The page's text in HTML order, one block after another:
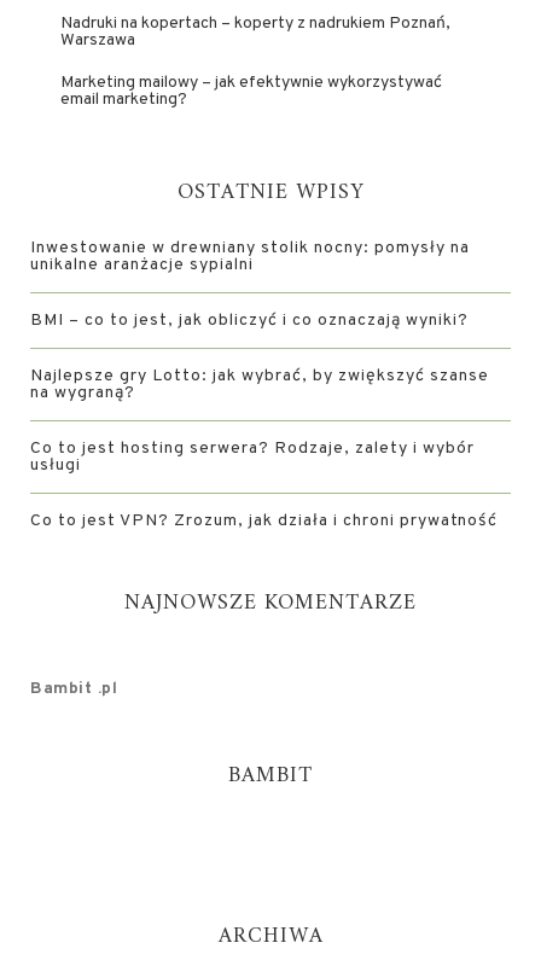
Nadruki na kopertach – koperty z nadrukiem Poznań,
Warszawa
Marketing mailowy – jak efektywnie wykorzystywać
email marketing?
OSTATNIE WPISY
Inwestowanie w drewniany stolik nocny: pomysły na
unikalne aranżacje sypialni
BMI – co to jest, jak obliczyć i co oznaczają wyniki?
Najlepsze gry Lotto: jak wybrać, by zwiększyć szanse
na wygraną?
Co to jest hosting serwera? Rodzaje, zalety i wybór
usługi
Co to jest VPN? Zrozum, jak działa i chroni prywatność
NAJNOWSZE KOMENTARZE
Bambit .pl
BAMBIT
ARCHIWA